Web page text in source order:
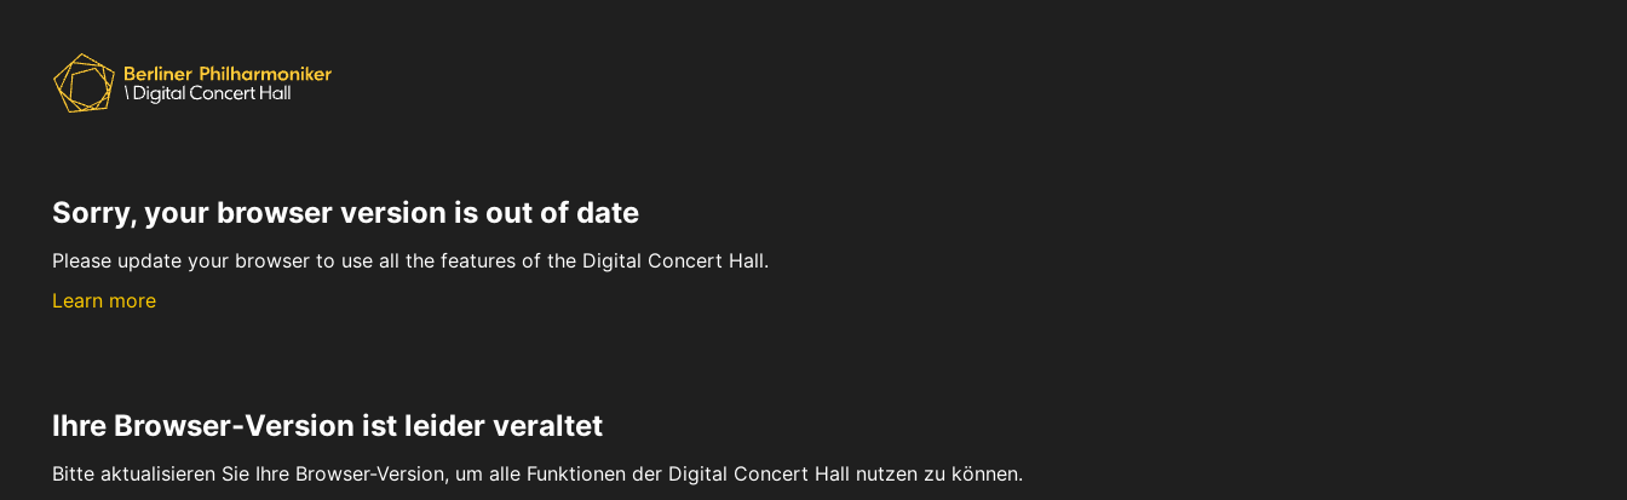
Sorry, your browser version is out of date
Please update your browser to use all the features of the Digital Concert Hall.
Learn more
Ihre Browser-Version ist leider veraltet
Bitte aktualisieren Sie Ihre Browser-Version, um alle Funktionen der Digital Concert Hall nutzen zu können.